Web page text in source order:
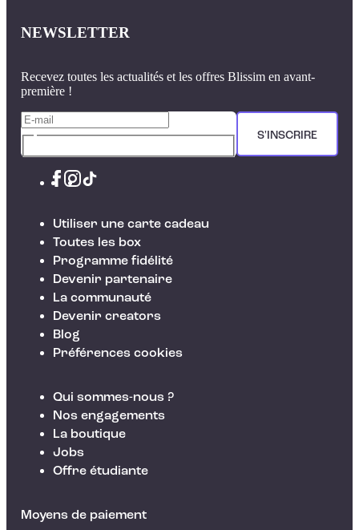
NEWSLETTER
Recevez toutes les actualités et les offres Blissim en avant-
première !
S'INSCRIRE
Utiliser une carte cadeau
Toutes les box
Programme fidélité
Devenir partenaire
La communauté
Devenir creators
Blog
Préférences cookies
Qui sommes-nous ?
Nos engagements
La boutique
Jobs
Offre étudiante
Moyens de paiement